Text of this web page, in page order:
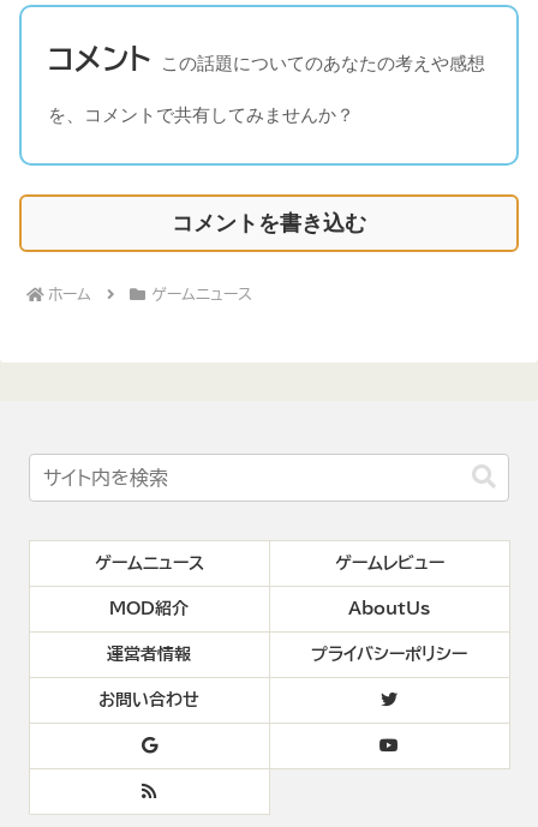
コメント この話題についてのあなたの考えや感想
を、コメントで共有してみませんか？
コメントを書き込む
ホーム ゲームニュース
ゲームニュース ゲームレビュー
MOD紹介 AboutUs
運営者情報 プライバシーポリシー
お問い合わせ